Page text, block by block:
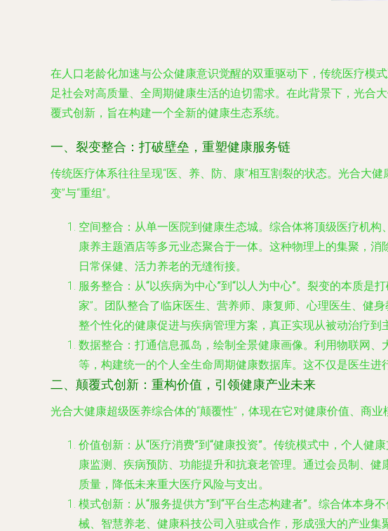
在人口老龄化加速与公众健康意识觉醒的双重驱动下，传统医疗模
足社会对高质量、全周期健康生活的迫切需求。在此背景下，光合
覆式创新，旨在构建一个全新的健康生态系统。
一、裂变整合：打破壁垒，重塑健康服务链
传统医疗体系往往呈现“医、养、防、康”相互割裂的状态。光合大
变”与“重组”。
空间整合：从单一医院到健康生态城。综合体将顶级医疗机构
康养主题酒店等多元业态聚合于一体。这种物理上的集聚，
日常保健、活力养老的无缝衔接。
服务整合：从“以疾病为中心”到“以人为中心”。裂变的本质是
家”。团队整合了临床医生、营养师、康复师、心理医生、健
整个性化的健康促进与疾病管理方案，真正实现从被动治疗到
数据整合：打通信息孤岛，绘制全景健康画像。利用物联网、
等，构建统一的个人全生命周期健康数据库。这不仅是医生进
二、颠覆式创新：重构价值，引领健康产业未来
光合大健康超级医养综合体的“颠覆性”，体现在它对健康价值、商业
价值创新：从“医疗消费”到“健康投资”。传统模式中，个人健
康监测、疾病预防、功能提升和抗衰老管理。通过会员制、
质量，降低未来重大医疗风险与支出。
模式创新：从“服务提供方”到“平台生态构建者”。综合体本身
械、智慧养老、健康科技公司入驻或合作，形成强大的产业